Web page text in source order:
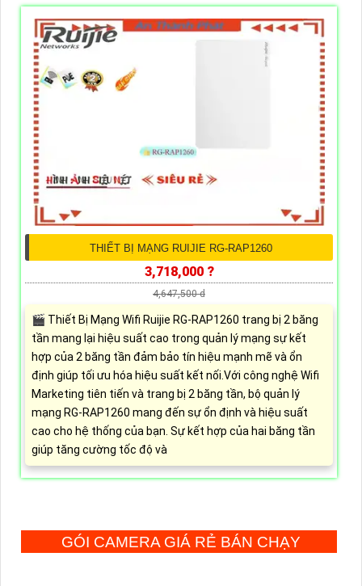
THIẾT BỊ MẠNG RUIJIE RG-RAP1260
3,718,000 ?
4,647,500 d
🎬 Thiết Bị Mạng Wifi Ruijie RG-RAP1260 trang bị 2 băng
tần mang lại hiệu suất cao trong quản lý mạng sự kết
hợp của 2 băng tần đảm bảo tín hiệu mạnh mẽ và ổn
định giúp tối ưu hóa hiệu suất kết nối.Với công nghệ Wifi
Marketing tiên tiến và trang bị 2 băng tần, bộ quản lý
mạng RG-RAP1260 mang đến sự ổn định và hiệu suất
cao cho hệ thống của bạn. Sự kết hợp của hai băng tần
giúp tăng cường tốc độ và
GÓI CAMERA GIÁ RẺ BÁN CHẠY